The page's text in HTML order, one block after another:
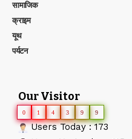
सामाजिक
क्राइम
यूथ
पर्यटन
Our Visitor
0 1 4 3 9 9
Users Today : 173